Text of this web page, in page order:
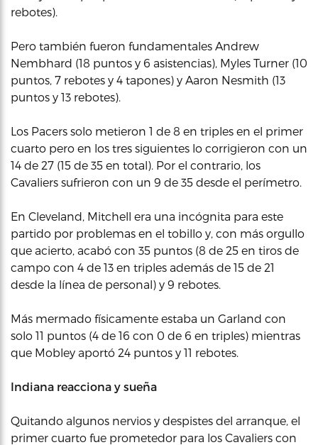
rebotes).
Pero también fueron fundamentales Andrew
Nembhard (18 puntos y 6 asistencias), Myles Turner (10
puntos, 7 rebotes y 4 tapones) y Aaron Nesmith (13
puntos y 13 rebotes).
Los Pacers solo metieron 1 de 8 en triples en el primer
cuarto pero en los tres siguientes lo corrigieron con un
14 de 27 (15 de 35 en total). Por el contrario, los
Cavaliers sufrieron con un 9 de 35 desde el perímetro.
En Cleveland, Mitchell era una incógnita para este
partido por problemas en el tobillo y, con más orgullo
que acierto, acabó con 35 puntos (8 de 25 en tiros de
campo con 4 de 13 en triples además de 15 de 21
desde la línea de personal) y 9 rebotes.
Más mermado físicamente estaba un Garland con
solo 11 puntos (4 de 16 con 0 de 6 en triples) mientras
que Mobley aportó 24 puntos y 11 rebotes.
Indiana reacciona y sueña
Quitando algunos nervios y despistes del arranque, el
primer cuarto fue prometedor para los Cavaliers con